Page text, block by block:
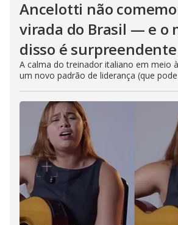
Ancelotti não
virada do Brasil — e o
disso é surpreendente
A calma do treinador italiano em meio
um novo padrão de liderança (que